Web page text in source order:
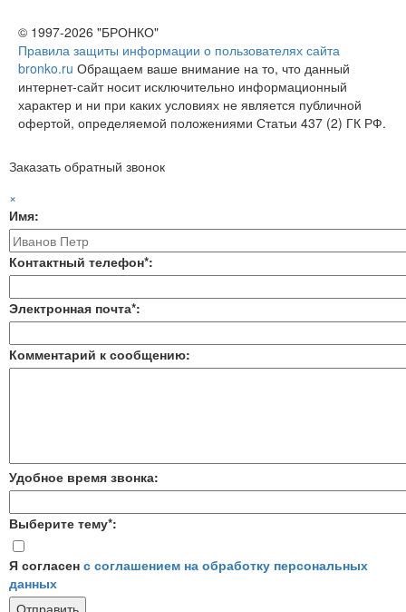
© 1997-2026 "БРОНКО"
Правила защиты информации о пользователях сайта
bronko.ru Обращаем ваше внимание на то, что данный
интернет-сайт носит исключительно информационный
характер и ни при каких условиях не является публичной
офертой, определяемой положениями Статьи 437 (2) ГК РФ.
Заказать обратный звонок
×
Имя:
Контактный телефон*:
Электронная почта*:
Комментарий к сообщению:
Удобное время звонка:
Выберите тему*:
Я согласен с соглашением на обработку персональных
данных